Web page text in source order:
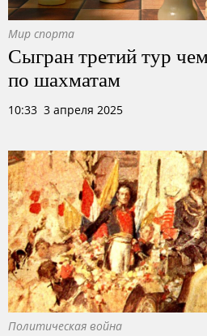
Мир спорта
Сыгран третий тур
по шахматам
10:33 3 апреля 2025
Политическая война